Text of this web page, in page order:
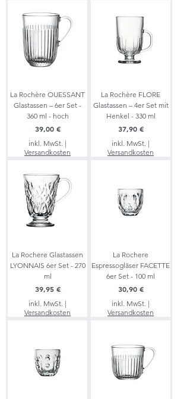
La Rochère OUESSANT
Glastassen – 6er Set -
360 ml - hoch
Preis
39,00 €
inkl. MwSt. |
Versandkosten
La Rochère FLORE
Glastassen – 4er Set mit
Henkel - 330 ml
Preis
37,90 €
inkl. MwSt. |
Versandkosten
La Rochere Glastassen
LYONNAIS 6er Set - 270
ml
Preis
39,95 €
inkl. MwSt. |
Versandkosten
La Rochere
Espressogläser FACETTE
6er Set - 100 ml
Preis
30,90 €
inkl. MwSt. |
Versandkosten